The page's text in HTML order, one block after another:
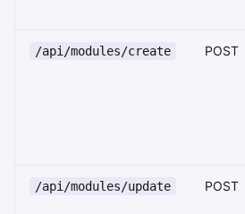
/api/modules/create POST
/api/modules/update POST